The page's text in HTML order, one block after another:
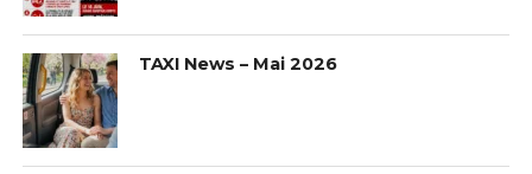
TAXI News – Mai 2026